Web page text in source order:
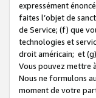
expressément
faites l’objet de
de Service; (f) que
technologies et
droit américain; et
Vous pouvez mettre
Nous ne formulons
moment de votre